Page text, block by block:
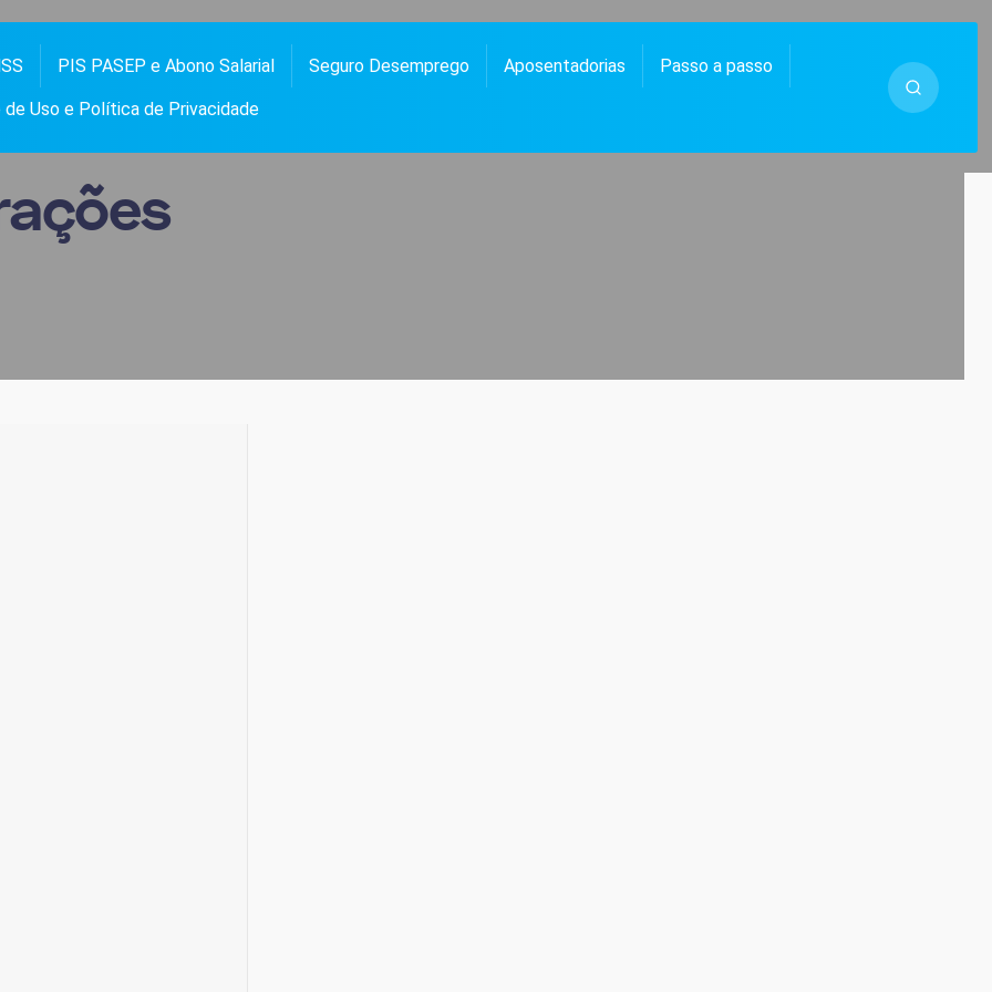
ABONO SALARIAL, FGTS, SEGURO DESEMPREGO, BOLSA FAMÍLIA, NOTÍCIAS E MUITO MAIS.
PIS PASEP e Abono Salarial Seguro Desemprego Aposentadorias Passo a passo
de Uso e Política de Privacidade